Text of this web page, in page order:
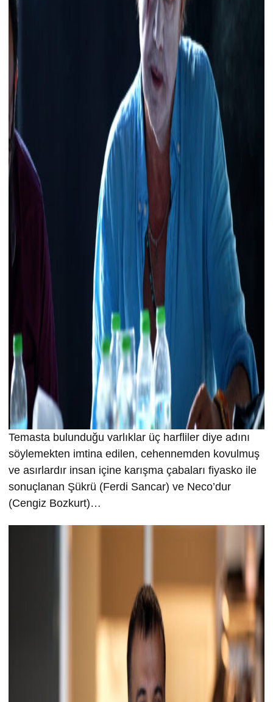
Temasta bulunduğu varlıklar üç harfliler diye adını
söylemekten imtina edilen, cehennemden kovulmuş
ve asırlardır insan içine karışma çabaları fiyasko ile
sonuçlanan Şükrü (Ferdi Sancar) ve Neco’dur
(Cengiz Bozkurt)…